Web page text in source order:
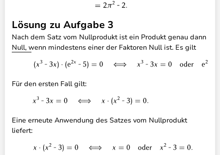
Lösung zu Aufgabe 3
Nach dem Satz vom Nullprodukt ist ein Produkt genau dann
Null, wenn mindestens einer der Faktoren Null ist. Es gilt
Für den ersten Fall gilt:
Eine erneute Anwendung des Satzes vom Nullprodukt
liefert: